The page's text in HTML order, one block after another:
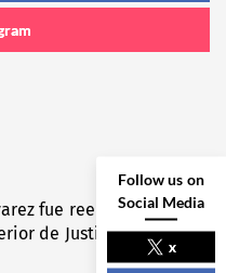
fue reelecto
de Justicia de
Follow us on
Social Media
x